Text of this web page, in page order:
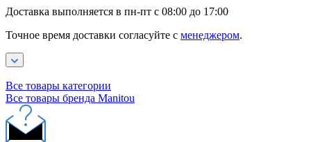
Доставка выполняется в пн-пт с 08:00 до 17:00
Точное время доставки согласуйте с менеджером.
Все товары категории
Все товары бренда Manitou